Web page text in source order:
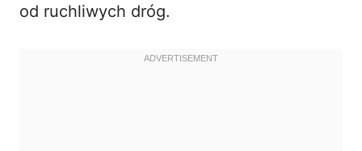
od ruchliwych dróg.